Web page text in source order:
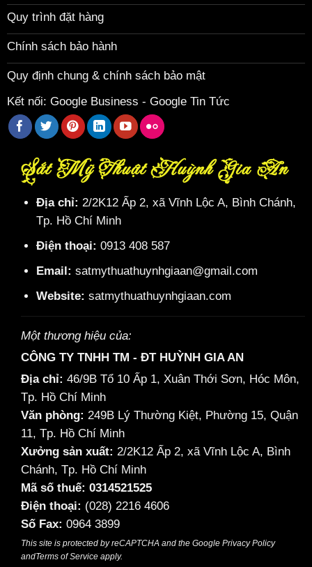
Quy trình đặt hàng
Chính sách bảo hành
Quy định chung & chính sách bảo mật
Kết nối: Google Business - Google Tin Tức
Sắt Mỹ Thuật Huỳnh Gia An
Địa chỉ: 2/2K12 Ấp 2, xã Vĩnh Lộc A, Bình Chánh,
Tp. Hồ Chí Minh
Điện thoại: 0913 408 587
Email: satmythuathuynhgiaan@gmail.com
Website: satmythuathuynhgiaan.com
Một thương hiệu của:
CÔNG TY TNHH TM - ĐT HUỲNH GIA AN
Địa chỉ: 46/9B Tổ 10 Ấp 1, Xuân Thới Sơn, Hóc Môn,
Tp. Hồ Chí Minh
Văn phòng: 249B Lý Thường Kiệt, Phường 15, Quận
11, Tp. Hồ Chí Minh
Xưởng sản xuất: 2/2K12 Ấp 2, xã Vĩnh Lộc A, Bình
Chánh, Tp. Hồ Chí Minh
Mã số thuế: 0314521525
Điện thoại: (028) 2216 4606
Số Fax: 0964 3899
This site is protected by reCAPTCHA and the Google Privacy Policy
andTerms of Service apply.